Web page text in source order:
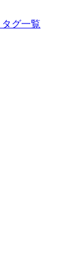
タグ一覧